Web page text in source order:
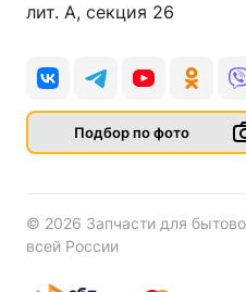
лит. А, секция 26
Подбор по фото
© 2026 Запчасти для
всей России